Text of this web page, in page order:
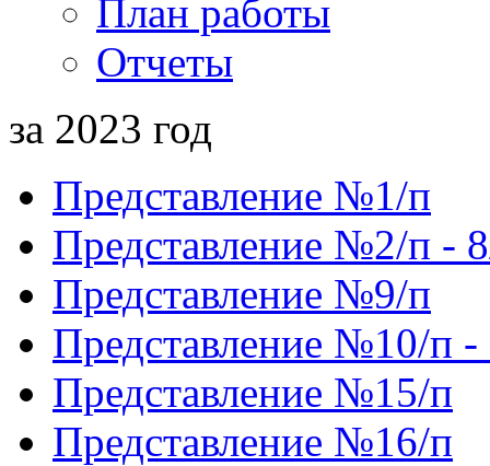
План работы
Отчеты
за 2023 год
Представление №1/п
Представление №2/п -
Представление №9/п
Представление №10/п
Представление №15/п
Представление №16/п